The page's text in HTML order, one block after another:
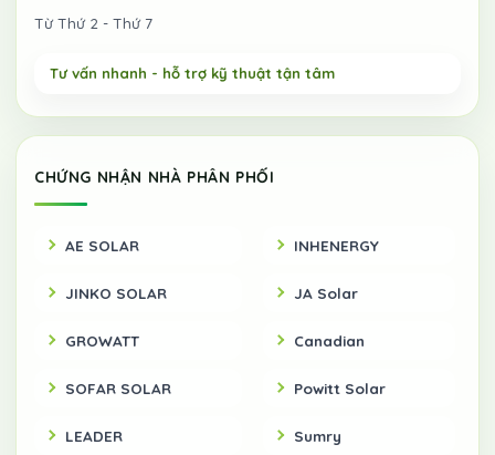
Từ Thứ 2 - Thứ 7
CHỨNG NHẬN NHÀ PHÂN PHỐI
AE SOLAR
JINKO SOLAR
GROWATT
SOFAR SOLAR
LEADER
INHENERGY
JA Solar
Canadian
Powitt Solar
Sumry